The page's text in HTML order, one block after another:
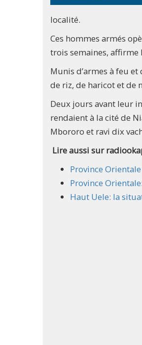
localité.
Ces hommes armés
trois semaines,
Munis d’armes à feu
de riz, de haricot et de
Deux jours avant leur
rendaient à la cité de
Mbororo et ravi dix
Lire aussi sur
Province
Province
Haut Uele: la